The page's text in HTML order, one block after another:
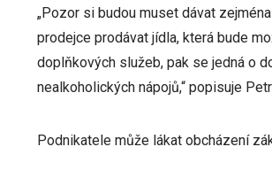
„Pozor si budou muset dávat
prodejce prodávat jídla, která bude
doplňkových služeb, pak se jedná o
nealkoholických nápojů,“ popisuje
Podnikatele může lákat obcházení